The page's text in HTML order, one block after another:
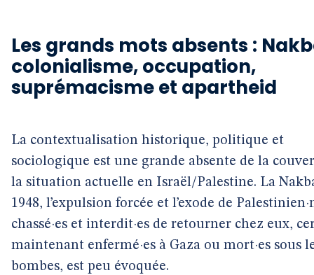
Les grands mots absents :
colonialisme, occupation,
suprémacisme et apartheid
La contextualisation historique, politique et
sociologique est une grande absente de la
la situation actuelle en Israël/Palestine. La
1948, l’expulsion forcée et l’exode de
chassé·es et interdit·es de retourner chez eux,
maintenant enfermé·es à Gaza ou mort·es sous
bombes, est peu évoquée.